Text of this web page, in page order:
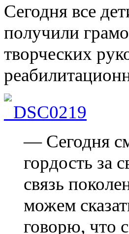
Сегодня все
получили
творческих
— Сегодня
гордость за
связь
можем
говорю, что